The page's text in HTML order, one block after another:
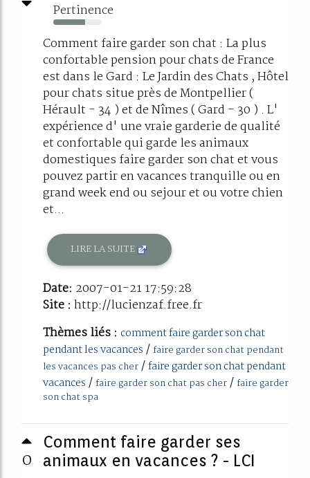
Pertinence
66%
Comment faire garder son chat : La plus
confortable pension pour chats de France
est dans le Gard : Le Jardin des Chats , Hôtel
pour chats situe près de Montpellier (
Hérault - 34 ) et de Nîmes ( Gard - 30 ) . L'
expérience d' une vraie garderie de qualité
et confortable qui garde les animaux
domestiques faire garder son chat et vous
pouvez partir en vacances tranquille ou en
grand week end ou sejour et ou votre chien
et...
LIRE LA SUITE
Date: 2007-01-21 17:59:28
Site : http://lucienzaf.free.fr
Thèmes liés : comment faire garder son chat
pendant les vacances /faire garder son chat pendant
les vacances pas cher/faire garder son chat pendant
vacances /faire garder son chat pas cher/faire garder
son chat spa
0
Comment faire garder ses
animaux en vacances ? - LCI